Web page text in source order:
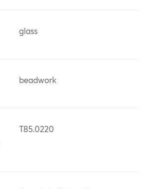
glass
beadwork
T85.0220